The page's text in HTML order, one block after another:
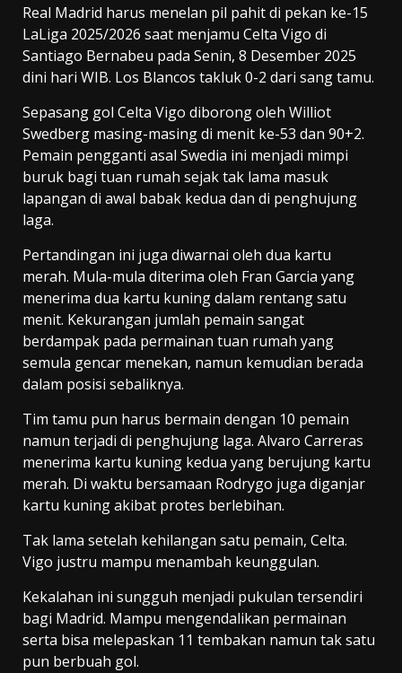
Real Madrid harus menelan pil pahit di pekan ke-15
LaLiga 2025/2026 saat menjamu Celta Vigo di
Santiago Bernabeu pada Senin, 8 Desember 2025
dini hari WIB. Los Blancos takluk 0-2 dari sang tamu.
Sepasang gol Celta Vigo diborong oleh Williot
Swedberg masing-masing di menit ke-53 dan 90+2.
Pemain pengganti asal Swedia ini menjadi mimpi
buruk bagi tuan rumah sejak tak lama masuk
lapangan di awal babak kedua dan di penghujung
laga.
Pertandingan ini juga diwarnai oleh dua kartu
merah. Mula-mula diterima oleh Fran Garcia yang
menerima dua kartu kuning dalam rentang satu
menit. Kekurangan jumlah pemain sangat
berdampak pada permainan tuan rumah yang
semula gencar menekan, namun kemudian berada
dalam posisi sebaliknya.
Tim tamu pun harus bermain dengan 10 pemain
namun terjadi di penghujung laga. Alvaro Carreras
menerima kartu kuning kedua yang berujung kartu
merah. Di waktu bersamaan Rodrygo juga diganjar
kartu kuning akibat protes berlebihan.
Tak lama setelah kehilangan satu pemain, Celta.
Vigo justru mampu menambah keunggulan.
Kekalahan ini sungguh menjadi pukulan tersendiri
bagi Madrid. Mampu mengendalikan permainan
serta bisa melepaskan 11 tembakan namun tak satu
pun berbuah gol.